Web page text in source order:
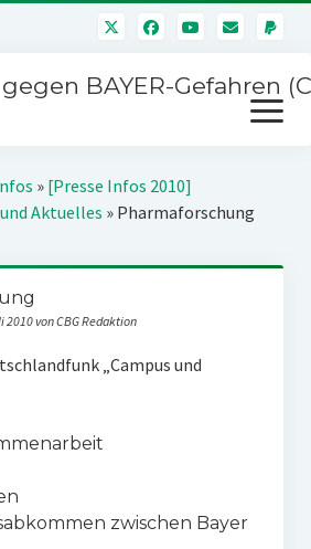
BAYER-Gefahren
Menü
öffnen
» [Presse Infos 2010]
Aktuelles » Pharmaforschung
von CBG Redaktion
„Campus und
zwischen Bayer